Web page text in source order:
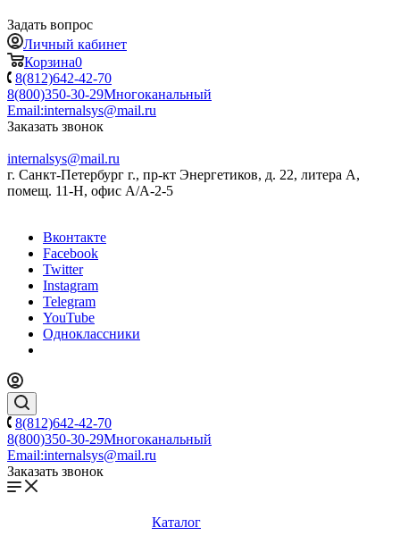
Задать вопрос
Личный кабинет
Корзина0
8(812)642-42-70
8(800)350-30-29Многоканальный
Email:internalsys@mail.ru
Заказать звонок
internalsys@mail.ru
г. Санкт-Петербург г., пр-кт Энергетиков, д. 22, литера А,
помещ. 11-Н, офис А/А-2-5
Вконтакте
Facebook
Twitter
Instagram
Telegram
YouTube
Одноклассники
8(812)642-42-70
8(800)350-30-29Многоканальный
Email:internalsys@mail.ru
Заказать звонок
Каталог